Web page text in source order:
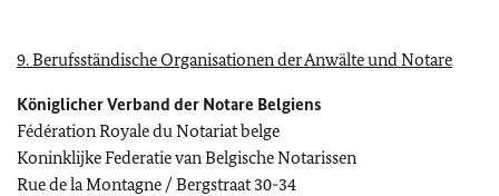
9. Berufsständische Organisationen der Anwälte und Notare
Königlicher Verband der Notare Belgiens
Fédération Royale du Notariat belge
Koninklijke Federatie van Belgische Notarissen
Rue de la Montagne / Bergstraat 30-34